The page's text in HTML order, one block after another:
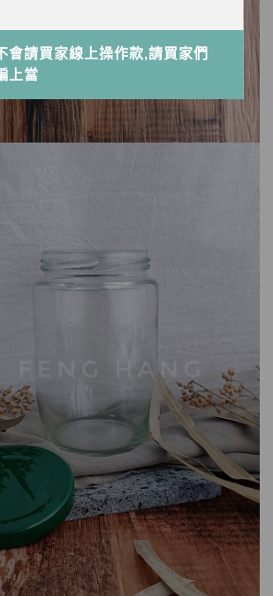
會請買家線上操作款,請買家們
上當